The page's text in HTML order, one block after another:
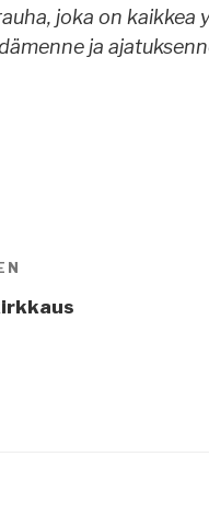
joka on
ja